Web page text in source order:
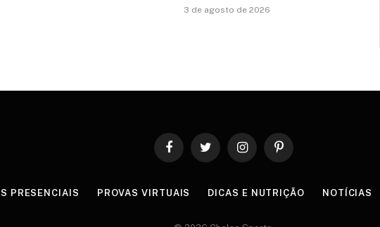
3 de agosto de 2026
FacebookTwitter InstagramPinterest
PRESENCIAIS PROVAS VIRTUAIS DICAS E NUTRIÇÃO NOTÍCIAS